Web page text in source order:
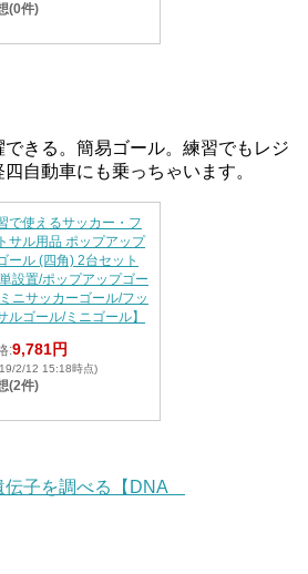
(0件)
きる。簡易ゴール。練習でもレジ
自動車にも乗っちゃいます。
で使えるサッカー・フ
サル用品 ポップアップ
ール (四角) 2台セット
設置/ポップアップゴー
ニサッカーゴール/フッ
ルゴール/ミニゴール】
:9,781円
2/12 15:18時点)
(2件)
伝子を調べる【DNA